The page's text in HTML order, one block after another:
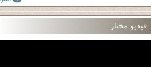
فيديو مختار